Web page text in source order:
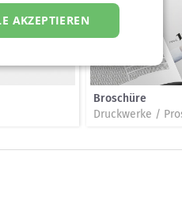
Broschüre
AKZEPTIEREN